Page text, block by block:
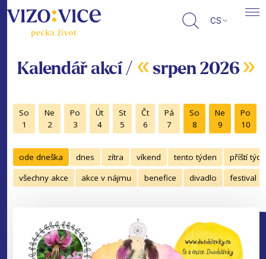
CS
Kalendář akcí / « srpen 2026 »
So
1
Ne
2
Po
3
Út
4
St
5
Čt
6
Pá
7
So
8
Ne
9
Po
10
ode dneška dnes zítra víkend tento týden
příští
všechny akce
akce v nájmu benefice divadlo festival